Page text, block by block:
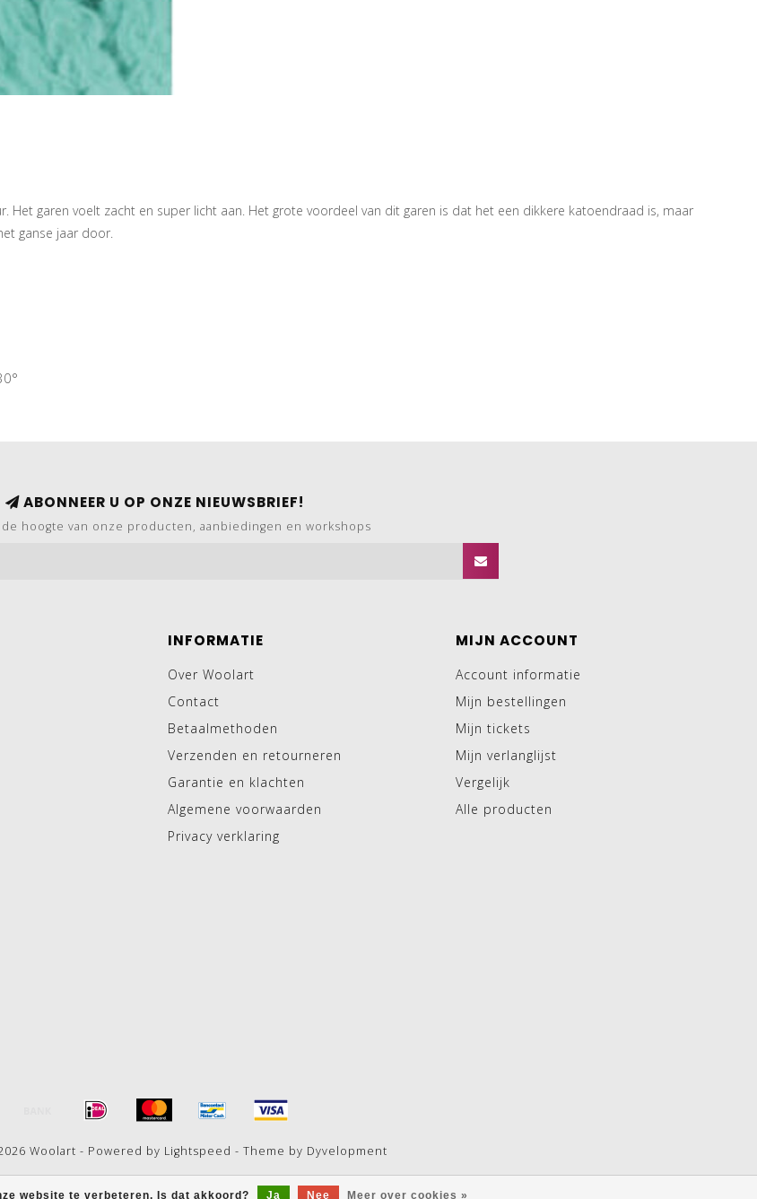
Het garen voelt zacht en super licht aan. Het grote voordeel van dit garen is dat het een dikkere katoendraad is, maar
ganse jaar door.
website te verbeteren. Is dat akkoord? Ja Nee Meer over cookies »
ABONNEER U OP ONZE NIEUWSBRIEF!
hoogte van onze producten, aanbiedingen en workshops
INFORMATIE
Over Woolart
Contact
Betaalmethoden
Verzenden en retourneren
Garantie en klachten
Algemene voorwaarden
Privacy verklaring
MIJN ACCOUNT
Account informatie
Mijn bestellingen
Mijn tickets
Mijn verlanglijst
Vergelijk
Alle producten
Woolart - Powered by Lightspeed - Theme by Dyvelopment